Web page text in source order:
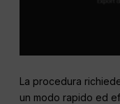
La procedura
un modo rapido ed